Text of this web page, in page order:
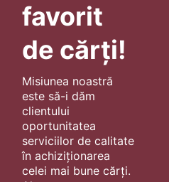
favorit
de cărți!
Misiunea noastră
este să-i dăm
clientului
oportunitatea
serviciilor de calitate
în achiziționarea
celei mai bune cărți.